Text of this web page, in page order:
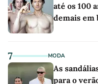
até os 100
demais em
7 MODA
As
para o